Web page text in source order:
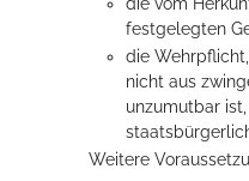
die vom
festgelegten
die
nicht aus
unzumutbar
Weitere